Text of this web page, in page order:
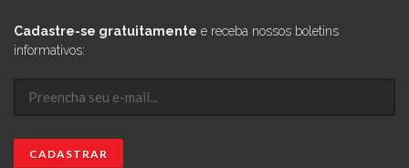
Cadastre-se gratuitamente e receba nossos boletins
informativos: